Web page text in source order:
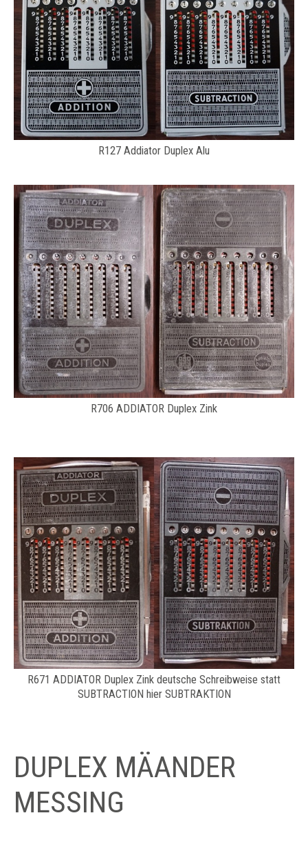
R127 Addiator Duplex Alu
R706 ADDIATOR Duplex Zink
R671 ADDIATOR Duplex Zink deutsche Schreibweise statt
SUBTRACTION hier SUBTRAKTION
DUPLEX MÄANDER
MESSING